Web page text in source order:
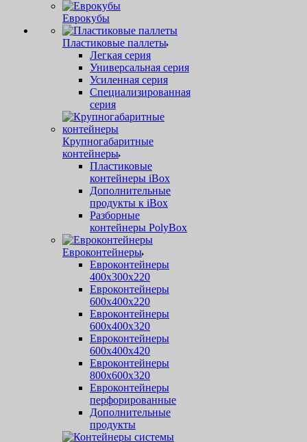
Еврокубы
Пластиковые паллеты
Легкая серия
Универсальная серия
Усиленная серия
Специализированная
серия
Крупногабаритные
контейнеры
Пластиковые
контейнеры iBox
Дополнительные
продукты к iBox
Разборные
контейнеры PolyBox
Евроконтейнеры
Евроконтейнеры
400х300х220
Евроконтейнеры
600х400х220
Евроконтейнеры
600х400х320
Евроконтейнеры
600х400х420
Евроконтейнеры
800х600х320
Евроконтейнеры
перфорированные
Дополнительные
продукты